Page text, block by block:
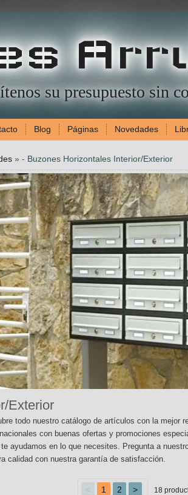
su presupuesto sin
Blog Páginas Novedades
» - Buzones Horizontales Interior/Exterior
Exterior
todo nuestro catálogo de artículos con la mejor
con buenas ofertas y promociones
ayudamos en lo que necesites. Pregunta a
calidad con nuestra garantía de satisfacción.
< 1 2 > 18